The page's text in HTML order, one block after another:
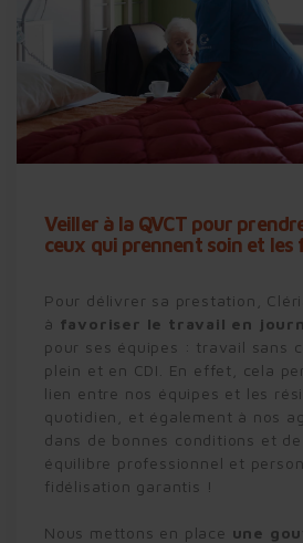
Veiller à la QVCT pour
ceux qui prennent soin et les
Pour délivrer sa prestation,
à favoriser le travail en
pour ses équipes : travail sans
plein et en CDI. En effet, cela
lien entre nos équipes et les
quotidien, et également à nos
dans de bonnes conditions et
équilibre professionnel et
fidélisation garantis !
Nous mettons en place une